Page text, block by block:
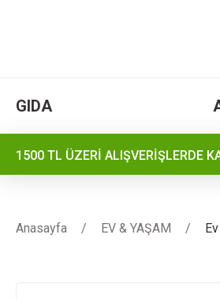
GIDA
1500 TL ÜZERİ ALIŞVERİŞLERDE
Anasayfa EV & YAŞAM